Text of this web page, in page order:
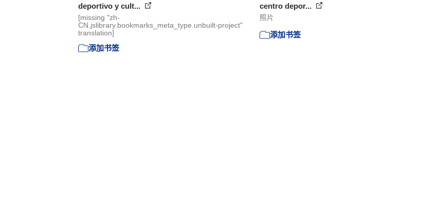
deportivo y cult...
[missing "zh-
CN.jslibrary.bookmarks_meta_type.unbuilt-project"
translation]
添加书签
centro depor...
照片
添加书签